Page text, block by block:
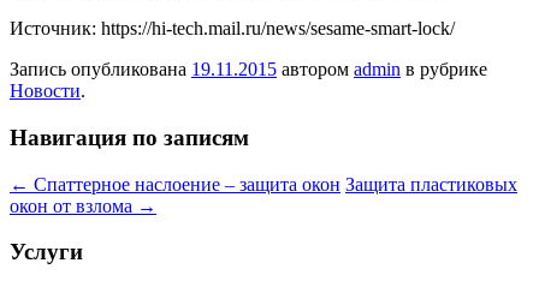
Источник: https://hi-tech.mail.ru/news/sesame-smart-lock/
Запись опубликована 19.11.2015 автором admin в рубрике
Новости.
Навигация по записям
← Спаттерное наслоение – защита окон Защита пластиковых
окон от взлома →
Услуги